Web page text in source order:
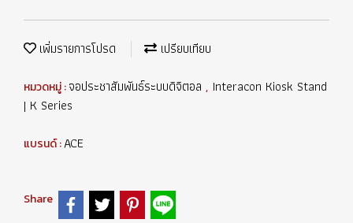
เพิ่มรายการโปรด เปรียบเทียบ
หมวดหมู่ :จอประชาสัมพันธ์ระบบดิจิตอล , Interacon Kiosk Stand
| K Series
แบรนด์ :ACE
Share